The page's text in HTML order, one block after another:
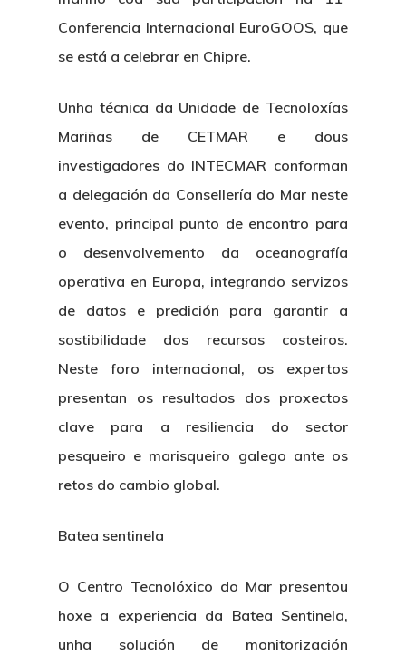
Conferencia Internacional EuroGOOS, que
se está a celebrar en Chipre.
Unha técnica da Unidade de Tecnoloxías
Mariñas de CETMAR e dous
investigadores do INTECMAR conforman
a delegación da Consellería do Mar neste
evento, principal punto de encontro para
o desenvolvemento da oceanografía
operativa en Europa, integrando servizos
de datos e predición para garantir a
sostibilidade dos recursos costeiros.
Neste foro internacional, os expertos
presentan os resultados dos proxectos
clave para a resiliencia do sector
pesqueiro e marisqueiro galego ante os
retos do cambio global.
Batea sentinela
O Centro Tecnolóxico do Mar presentou
hoxe a experiencia da Batea Sentinela,
unha solución de monitorización
Nós
Identidade Corporativa
Manual De
Contacto
Publicacións
Memoria
Contratación